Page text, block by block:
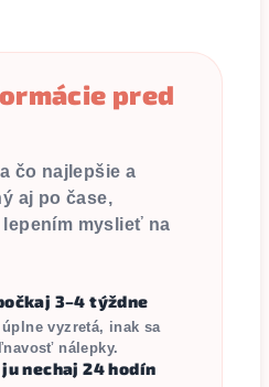
pred
čo najlepšie a
aj po čase,
myslieť na
3–4 týždne
vyzretá, inak sa
nálepky.
nechaj 24 hodín